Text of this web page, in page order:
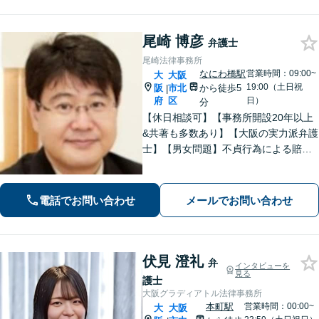
尾崎 博彦 弁護士
尾崎法律事務所
大
阪
府
|
大阪
市北
区
なにわ橋駅
から徒歩5
分
営業時間：09:00~
19:00（土日祝
日）
【休日相談可】【事務所開設20年以上
&共著も多数あり】【大阪の実力派弁護
士】【男女問題】不貞行為による賠償
を。【借金問題】自己破産の対応豊富
電話でお問い合わせ メールでお問い合わせ
伏見 澄礼 弁
護士
インタビューを
見る
大阪グラディアトル法律事務所
大 大阪
本町駅
営業時間：00:00~